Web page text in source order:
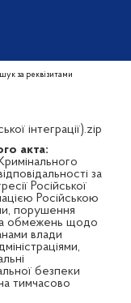
за реквізитами
інтеграції).zip
акта:
за
Російської
Російською
порушення
обмежень щодо
влади
безпеки
тимчасово